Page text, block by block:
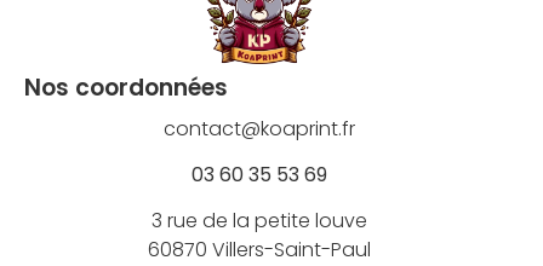
Nos coordonnées
contact@koaprint.fr
03 60 35 53 69
3 rue de la petite louve
60870 Villers-Saint-Paul